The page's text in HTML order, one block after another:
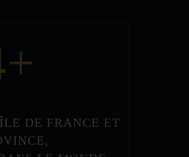
+
ÎLE DE FRANCE ET
,